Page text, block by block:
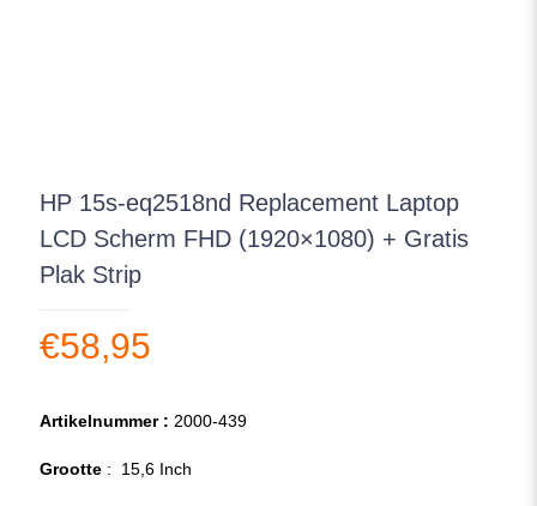
HP 15s-eq2518nd Replacement Laptop
LCD Scherm FHD (1920×1080) + Gratis
Plak Strip
€58,95
Artikelnummer : 2000-439
Grootte : 15,6 Inch